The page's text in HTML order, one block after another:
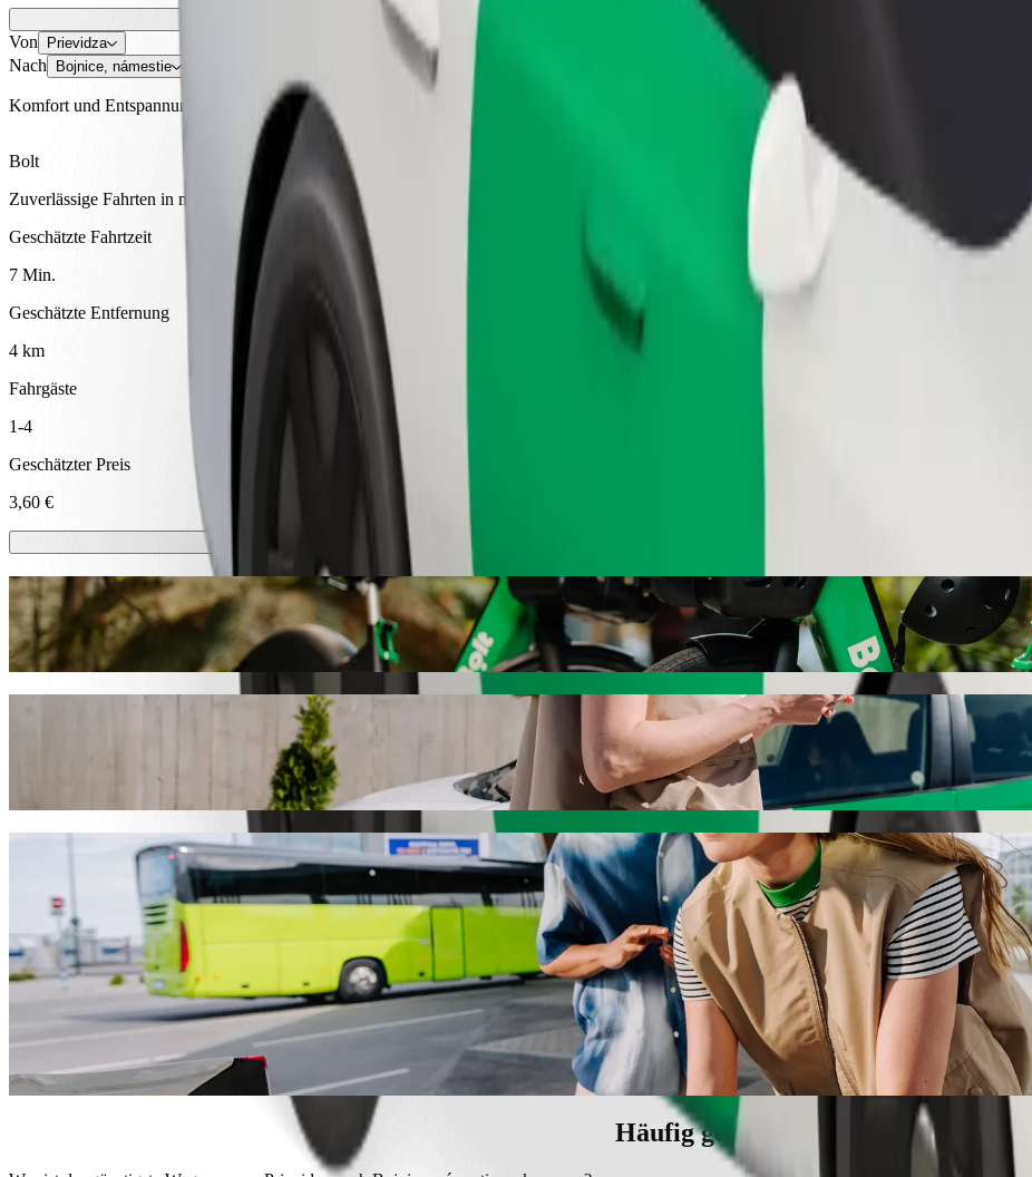
Hol dir die App
Von Prievidza
Nach Bojnice, námestie
Komfort und Entspannung sind nur wenige Klicks entfernt!
Bolt
Zuverlässige Fahrten in mittelgroßen Alltagsfahrzeugen.
Geschätzte Fahrtzeit
7 Min.
Geschätzte Entfernung
4 km
Fahrgäste
1-4
Geschätzter Preis
3,60 €
E-Scooter oder E-Bikes
Komme in Prievidza mit E-Scootern oder E-Bikes von A nach B
Bolt App herunterladen
Fahre von Prievidza nach Bojnice, námestie mit Bolt Ride-Hailing
Wir empfehlen dir, Bolt Ride-Hailing zu wählen, wenn du nach dem besten Preis für eine Fahrt nach Bojnice, námestie suchst. Mit Bolt dauert
immer der Anlass ist, wir finden das perfekte Fahrzeug für dich.
Bolt Services, um von Prievidza nach Bojnice, námestie zu kommen
Viel Gepäck? Buche unsere XL-Vans für bis zu 6 Personen.
Möchtest du stilvoll ankommen? Probiere Bolts Premium-Fahrzeuge.
Mit Kindern unterwegs? Bestelle eine kindgerechte Fahrt mit einem Kindersitz.
Ist dein Haustier dabei? Probiere unsere haustierfreundlichen Fahrten.
Brauchst du zusätzliche Hilfe? Unsere Assist-Kategorie bietet rollstuhlgerechte Fahrzeuge (WAV).
Preiswerte Fahrten? Genieße kompakte Fahrzeuge zu einem niedrigeren Preis mit Bolt Basic.
Bolt App herunterladen
Häufig gestellte Fragen